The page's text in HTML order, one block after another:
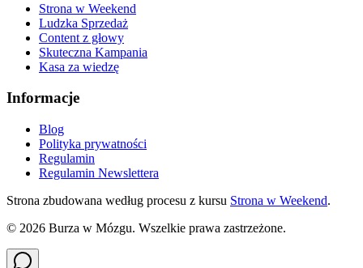
Strona w Weekend
Ludzka Sprzedaż
Content z głowy
Skuteczna Kampania
Kasa za wiedzę
Informacje
Blog
Polityka prywatności
Regulamin
Regulamin Newslettera
Strona zbudowana według procesu z kursu Strona w Weekend.
© 2026 Burza w Mózgu. Wszelkie prawa zastrzeżone.